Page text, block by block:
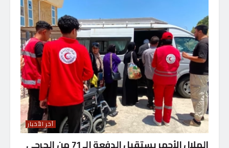
آخر الأخبار
الهلال الأحمر يستقبل الدفعة الـ 71 من الجرحى